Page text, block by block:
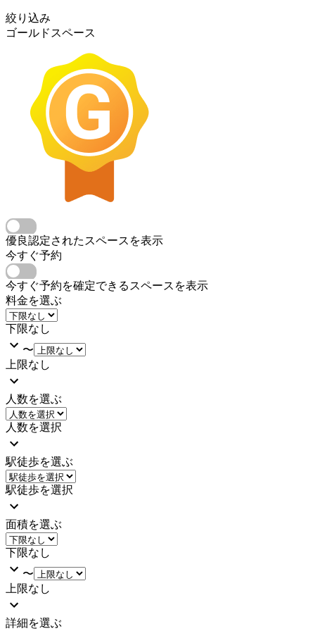
絞り込み
ゴールドスペース
優良認定されたスペースを表示
今すぐ予約
今すぐ予約を確定できるスペースを表示
料金を選ぶ
下限なし
〜
上限なし
人数を選ぶ
人数を選択
駅徒歩を選ぶ
駅徒歩を選択
面積を選ぶ
下限なし
〜
上限なし
詳細を選ぶ